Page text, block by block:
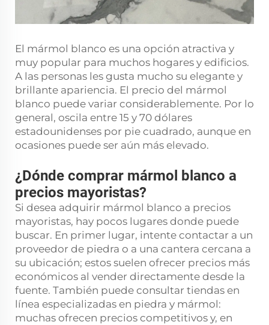
El mármol blanco es una opción atractiva y
muy popular para muchos hogares y edificios.
A las personas les gusta mucho su elegante y
brillante apariencia. El precio del mármol
blanco puede variar considerablemente. Por lo
general, oscila entre 15 y 70 dólares
estadounidenses por pie cuadrado, aunque en
ocasiones puede ser aún más elevado.
¿Dónde comprar mármol blanco a
precios mayoristas?
Si desea adquirir mármol blanco a precios
mayoristas, hay pocos lugares donde puede
buscar. En primer lugar, intente contactar a un
proveedor de piedra o a una cantera cercana a
su ubicación; estos suelen ofrecer precios más
económicos al vender directamente desde la
fuente. También puede consultar tiendas en
línea especializadas en piedra y mármol:
muchas ofrecen precios competitivos y, en